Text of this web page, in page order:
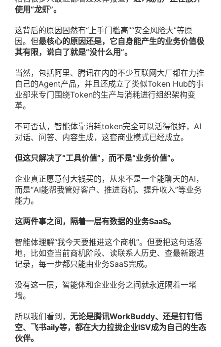
使用“龙虾”。
这背后的原因固然有“上手门槛高”“安全风险大”等原
因。但最核心的原因还是，它自身能产生的业务价值极
其有限，说白了就是“没什么用”。
当然，包括阿里、腾讯在内的不少互联网大厂都在力推
自己的Agent产品，并且还成立了类似Token Hub的事
业部来专门围绕Token的生产与消耗进行组织架构变
革。
不可否认，智能体靠消耗token完全可以活得很好，AI
对话、问答、内容生成，这套商业模式已经成立。
但这只解决了“工具价值”，而不是“业务价值”。
企业真正愿意付大钱买的，从来不是一个能聊天的AI，
而是“AI能帮我管好客户、推进商机、提升收入”等业务
能力。
这两件事之间，隔着一层有数据的业务SaaS。
智能体理解“我今天要推进这个商机”。但要把这句话落
地，比如查当前商机阶段、读联系人历史、查最新跟进
记录，每一步都只能由业务SaaS完成。
没有这一层，智能体和企业业务之间就永远隔着一堵
墙。
所以我们看到， 无论是腾讯WorkBuddy、还是钉钉悟
空、飞书aily等，都在大力拉拢企业ISV成为自己的生态
伙伴。